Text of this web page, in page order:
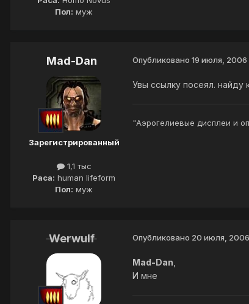
Пол: муж
Mad-Dan
Зарегистрированный
1,1 тыс
Раса: human lifeform
Пол: муж
Опубликовано 19 июля, 2006
Увы ссылку посеял. найду
"Аэрогелиевые дисплеи и
Werwulf Опубликовано 20 июля, 2006
Mad-Dan,
И мне